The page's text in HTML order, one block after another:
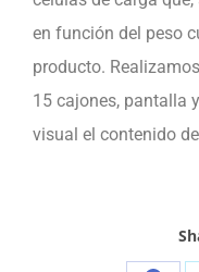
en función del peso
producto.
15 cajones, pantalla
visual el contenido